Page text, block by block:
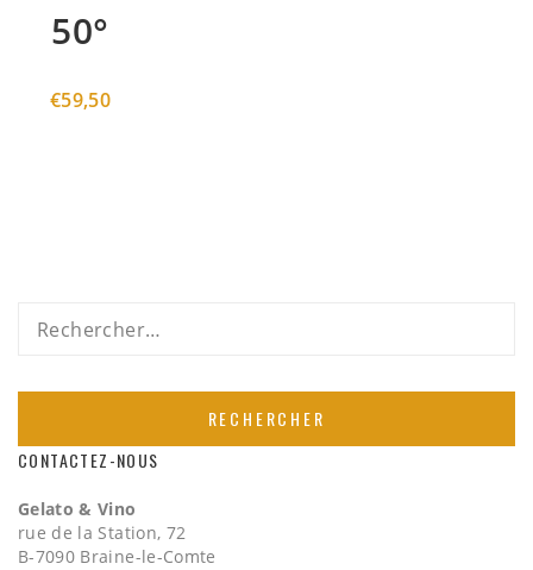
50°
€59,50
Rechercher :
CONTACTEZ-NOUS
Gelato & Vino
rue de la Station, 72
B-7090 Braine-le-Comte